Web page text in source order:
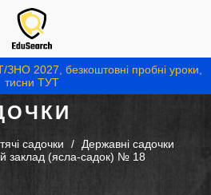
2027, безкоштовні пробні уроки,
тисни ТУТ
садочки
Державні садочки
заклад (ясла-садок) № 18